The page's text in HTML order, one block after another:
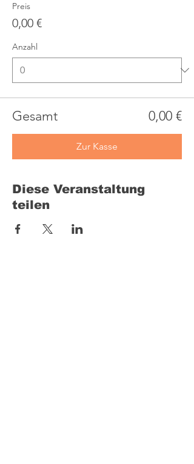
Preis
0,00 €
Anzahl
Gesamt 0,00 €
Zur Kasse
Diese Veranstaltung
teilen